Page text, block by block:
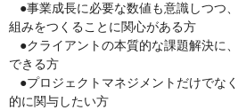
●事業成長に必要な数値も意識しつつ
組みをつくることに関心がある方
●クライアントの本質的な課題解決に
できる方
●プロジェクトマネジメントだけでな
的に関与したい方